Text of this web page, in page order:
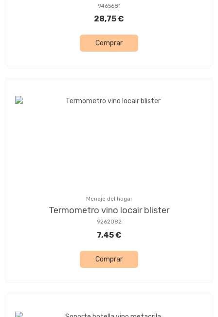
9465681
28,75 €
Comprar
Menaje del hogar
Termometro vino locair blister
9262082
7,45 €
Comprar